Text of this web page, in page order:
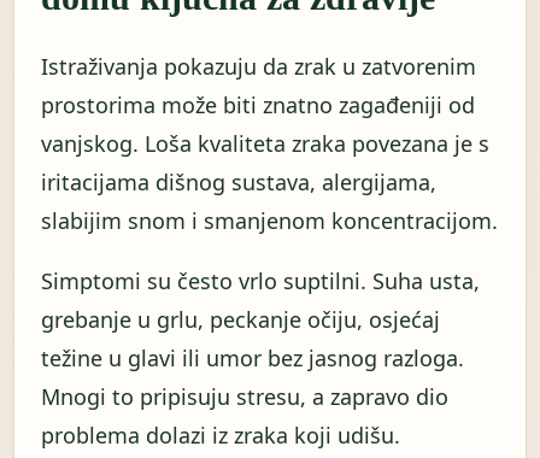
Istraživanja pokazuju da zrak u zatvorenim
prostorima može biti znatno zagađeniji od
vanjskog. Loša kvaliteta zraka povezana je s
iritacijama dišnog sustava, alergijama,
slabijim snom i smanjenom koncentracijom.
Simptomi su često vrlo suptilni. Suha usta,
grebanje u grlu, peckanje očiju, osjećaj
težine u glavi ili umor bez jasnog razloga.
Mnogi to pripisuju stresu, a zapravo dio
problema dolazi iz zraka koji udišu.